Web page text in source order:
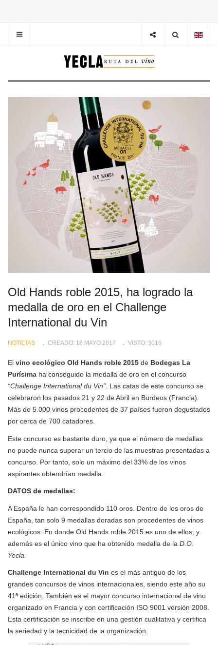
Old Hands roble 2015, ha logrado la
medalla de oro en el Challenge
International du Vin
NOTICIAS CREADO: 18 MAYO 2017 VISTO: 3016
El vino ecológico Old Hands roble 2015 de Bodegas La
Purísima ha conseguido la medalla de oro en el concurso
“Challenge International du Vin”. Las catas de este concurso se
celebraron los pasados 21 y 22 de Abril en Burdeos (Francia).
Más de 5.000 vinos procedentes de 37 países fueron degustados
por cerca de 700 catadores.
Este concurso es bastante duro, ya que el número de medallas
no puede nunca superar un tercio de las muestras presentadas a
concurso. Por tanto, solo un máximo del 33% de los vinos
aspirantes obtendrían medalla.
DATOS de medallas:
A España le han correspondido 110 oros. Dentro de los oros de
España, tan solo 9 medallas doradas son procedentes de vinos
ecológicos. En donde Old Hands roble 2015 es uno de ellos, y
además es el único vino que ha obtenido medalla de la D.O.
Yecla.
Challenge International du Vin es el más antiguo de los
grandes concursos de vinos internacionales, siendo este año su
41ª edición. También es el mayor concurso internacional de vino
organizado en Francia y con certificación ISO 9001 versión 2008.
Esta certificación se inscribe en una gestión cualitativa y certifica
la seriedad y la tecnicidad de la organización.